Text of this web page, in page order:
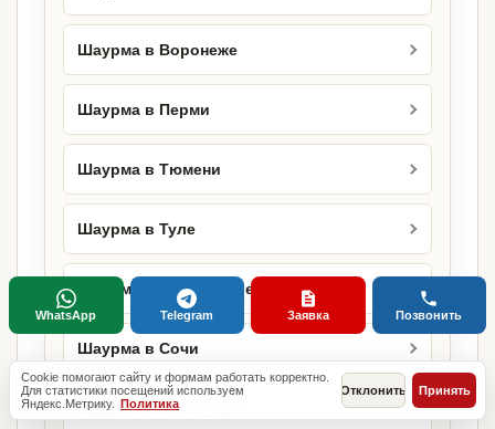
Шаурма в Воронеже
Шаурма в Перми
Шаурма в Тюмени
Шаурма в Туле
Шаурма в Ставрополе
Шаурма в Сочи
Шаурма в Белгороде
Cookie помогают сайту и формам работать корректно.
Для статистики посещений используем
Яндекс.Метрику. Политика
Отклонить Принять
WhatsApp Telegram Заявка Позвонить